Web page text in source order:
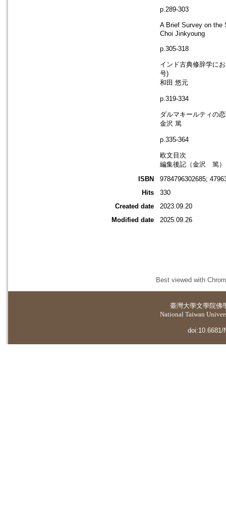
p.289-303
A Brief Survey on the
Choi Jinkyoung
p.305-318
インド古典修辞学に
号)
和田 悠元
p.319-334
ダルマキールティの
金沢 篤
p.335-364
欧文目次
編集後記（金沢 篤）
ISBN
9784796302685;
Hits
330
Created date
2023.09.20
Modified date
2025.09.26
Best viewed with
臺灣大學文學院佛
National Taiwan
doi:10.6681/